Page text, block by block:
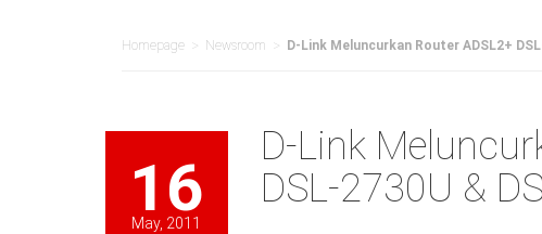
Homepage Newsroom D-Link Meluncurkan Router ADSL2+
16
May, 2011
D-Link
DSL-2730U &